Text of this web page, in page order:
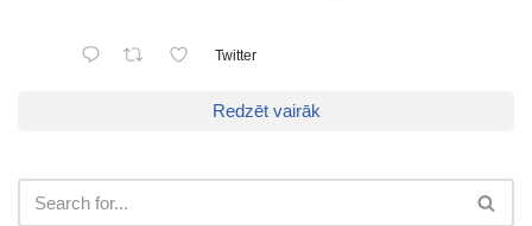
Twitter
Redzēt vairāk